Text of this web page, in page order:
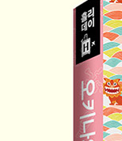
이브길 BEST 5
시마도리 & 뉴파라
가 있는 뮤지엄 & 갤
오키나와의 추천 도
이프를 즐기는 오가닉